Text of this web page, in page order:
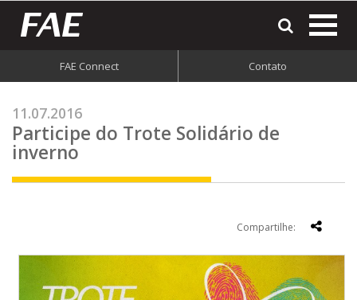
FAE Connect Contato
11.07.2016
Participe do Trote Solidário de
inverno
Compartilhe: